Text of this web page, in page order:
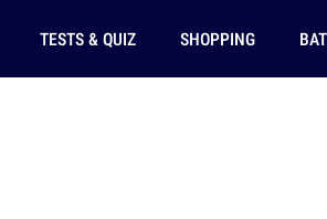
TESTS & QUIZ SHOPPING